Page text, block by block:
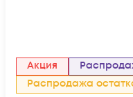
Акция
Распродажа